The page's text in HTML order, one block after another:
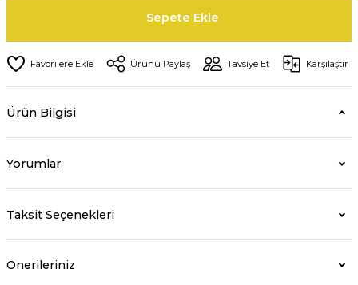
Sepete Ekle
Ürünü Paylaş Tavsiye Et Karşılaştır
Ürün Bilgisi
Yorumlar
Taksit Seçenekleri
Önerileriniz